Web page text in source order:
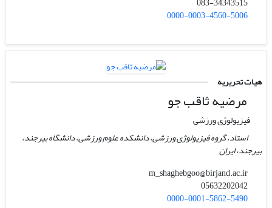
0000-0003-4560-5006
هیات تحریریه
مرضیه ثاقب جو
فیزیولوژی ورزشی
استاد، گروه فیزیولوژی ورزشی، دانشکده علوم ورزشی، دانشگاه بیرجند،
بیرجند، ایران
m_shaghebgoo@birjand.ac.ir
05632202042
0000-0001-5862-5490